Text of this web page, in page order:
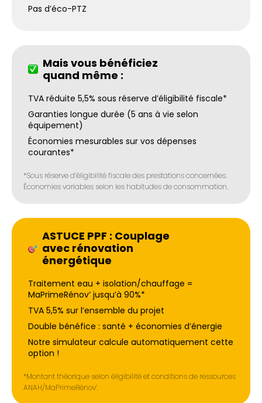
Pas d’éco-PTZ
Mais vous bénéficiez
quand même :
TVA réduite 5,5% sous réserve d’éligibilité fiscale*
Garanties longue durée (5 ans à vie selon
équipement)
Économies mesurables sur vos dépenses
courantes*
*Sous réserve d’éligibilité fiscale des prestations concernées.
Économies variables selon les habitudes de consommation.
ASTUCE PPF : Couplage
avec rénovation
énergétique
Traitement eau + isolation/chauffage =
MaPrimeRénov’ jusqu’à 90%*
TVA 5,5% sur l’ensemble du projet
Double bénéfice : santé + économies d’énergie
Notre simulateur calcule automatiquement cette
option !
*Montant théorique selon éligibilité et conditions de ressources
ANAH/MaPrimeRénov’.